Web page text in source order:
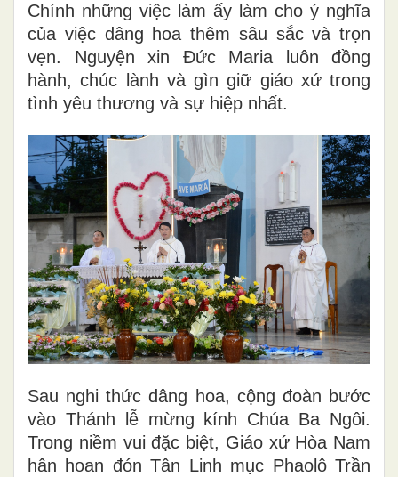
Chính những việc làm ấy làm cho ý nghĩa
của việc dâng hoa thêm sâu sắc và trọn
vẹn. Nguyện xin Đức Maria luôn đồng
hành, chúc lành và gìn giữ giáo xứ trong
tình yêu thương và sự hiệp nhất.
Sau nghi thức dâng hoa, cộng đoàn bước
vào Thánh lễ mừng kính Chúa Ba Ngôi.
Trong niềm vui đặc biệt, Giáo xứ Hòa Nam
hân hoan đón Tân Linh mục Phaolô Trần